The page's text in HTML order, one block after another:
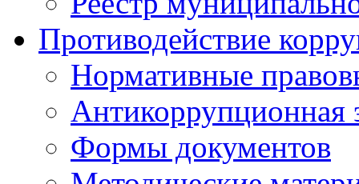
Противодействие
Нормативные
Антикоррупционная
Формы документов